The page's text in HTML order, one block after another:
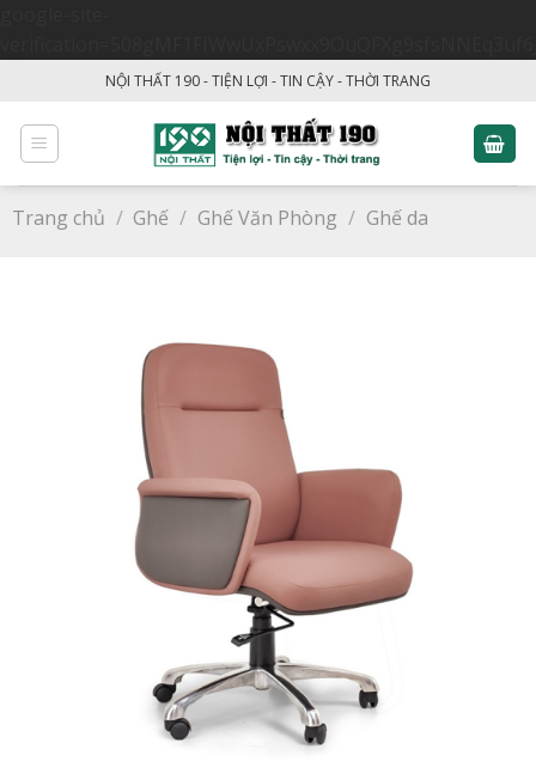
content
NỘI THẤT 190 - TIỆN LỢI - TIN CẬY - THỜI TRANG
Trang chủ / Ghế / Ghế Văn Phòng / Ghế da